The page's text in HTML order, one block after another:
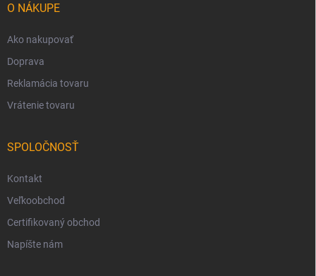
O NÁKUPE
Ako nakupovať
Doprava
Reklamácia tovaru
Vrátenie tovaru
SPOLOČNOSŤ
Kontakt
Veľkoobchod
Certifikovaný obchod
Napíšte nám